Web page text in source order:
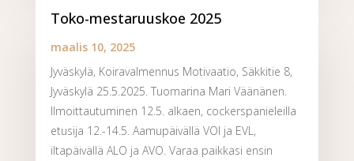
Toko-mestaruuskoe 2025
maalis 10, 2025
Jyväskylä, Koiravalmennus Motivaatio, Säkkitie 8,
Jyväskylä 25.5.2025. Tuomarina Mari Väänänen.
Ilmoittautuminen 12.5. alkaen, cockerspanieleilla
etusija 12.-14.5. Aamupäivällä VOI ja EVL,
iltapäivällä ALO ja AVO. Varaa paikkasi ensin